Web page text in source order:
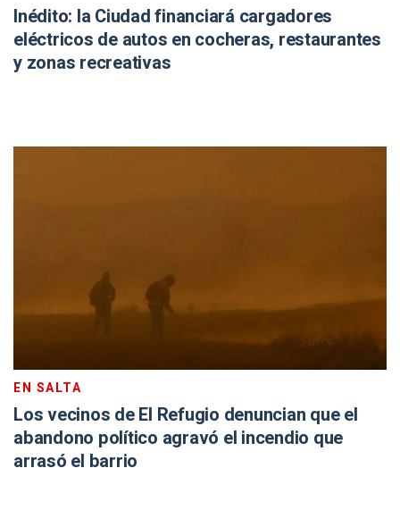
Inédito: la Ciudad financiará cargadores
eléctricos de autos en cocheras, restaurantes
y zonas recreativas
EN SALTA
Los vecinos de El Refugio denuncian que el
abandono político agravó el incendio que
arrasó el barrio